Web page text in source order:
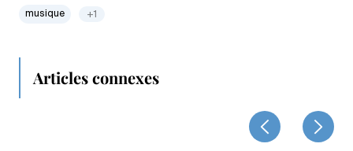
musique +1
Articles connexes